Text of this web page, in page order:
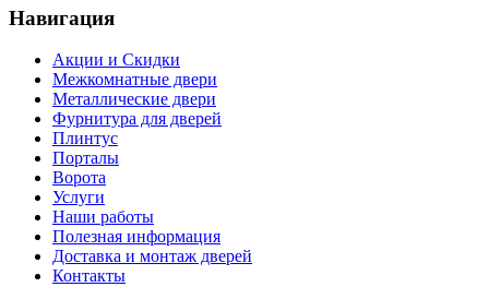
Навигация
Акции и Скидки
Межкомнатные двери
Металлические двери
Фурнитура для дверей
Плинтус
Порталы
Ворота
Услуги
Наши работы
Полезная информация
Доставка и монтаж дверей
Контакты